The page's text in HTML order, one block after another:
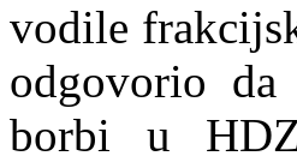
vodile
odgovorio
borbi u